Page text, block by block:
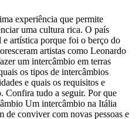
experiência que permite
uma cultura rica. O país
artística porque foi o berço do
artistas como Leonardo
um intercâmbio em terras
os tipos de intercâmbios
e quais os requisitos e
Confira tudo a seguir. Por que
Um intercâmbio na Itália
de conviver com novas pessoas e